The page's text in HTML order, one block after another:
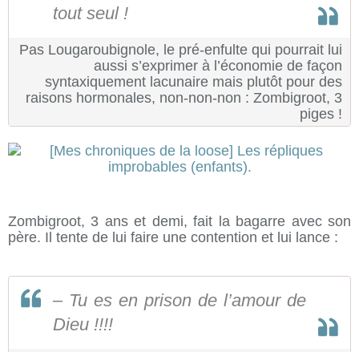
tout seul !
Pas Lougaroubignole, le pré-enfulte qui pourrait lui
aussi s’exprimer à l’économie de façon
syntaxiquement lacunaire mais plutôt pour des
raisons hormonales, non-non-non : Zombigroot, 3
piges !
Zombigroot, 3 ans et demi, fait la bagarre avec son
père. Il tente de lui faire une contention et lui lance :
– Tu es en prison de l’amour de
Dieu !!!!